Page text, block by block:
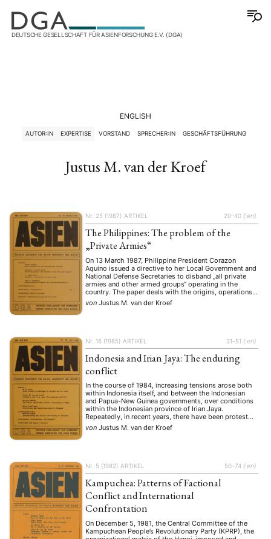
DEUTSCHE GESELLSCHAFT FÜR ASIENFORSCHUNG E.V. (DGA)
ENGLISH
AUTOR:IN EXPERTISE VORSTAND SPRECHER:IN GESCHÄFTSFÜHRUNG
Justus M. van der Kroef
Nr. 25 (1987) ARTIKEL 20–40 {:en}
The Philippines: The problem of the
„Private Armies“
On 13 March 1987, Philippine President Corazon
Aquino issued a directive to her Local Government and
National Defense Secretaries to disband „all private
armies and other armed groups“ operating in the
country. The paper deals with the origins, operations
and the difficulties of a potential disbandment of
these private armies. The obvious reluctance to the …
von Justus M. van der Kroef
Nr. 16 (1985) ARTIKEL 31–51 {:en}
Indonesia and Irian Jaya: The enduring
conflict
In the course of 1984, increasing tensions arose both
within Indonesia itself, and between the Indonesian
and Papua-New Guinea governments, over conditions
within the Indonesian province of Irian Jaya.
Repeatedly, in recent years, there have been protest
demonstrations and armed clashes between groups of
Papuan nationalists and the Indonesian authorities in
von Justus M. van der Kroef
Nr. 5 (1982) ARTIKEL 50–74 {:en}
Kampuchea: Patterns of Factional
Conflict and International
Confrontation
On December 5, 1981, the Central Committee of the
Kampuchean People’s Revolutionary Party (KPRP), the